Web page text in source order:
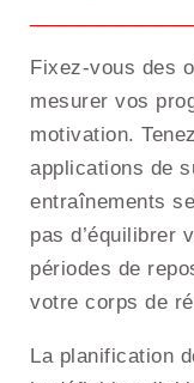
Fixez-vous des
mesurer vos
motivation.
applications de
entraînements
pas d’équilibrer
périodes de
votre corps de
La planification